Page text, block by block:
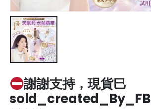
謝謝支持，現貨巳
sold_created_By_FB